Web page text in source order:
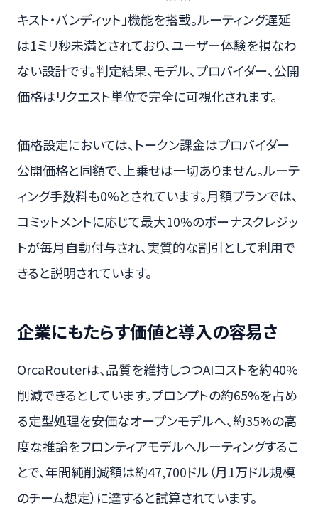
キスト・バンディット」機能を搭載。ルーティング遅延
は1ミリ秒未満とされており、ユーザー体験を損なわ
ない設計です。判定結果、モデル、プロバイダー、公開
価格はリクエスト単位で完全に可視化されます。
価格設定においては、トークン課金はプロバイダー
公開価格と同額で、上乗せは一切ありません。ルーテ
ィング手数料も0%とされています。月額プランでは、
コミットメントに応じて最大10%のボーナスクレジッ
トが毎月自動付与され、実質的な割引として利用で
きると説明されています。
企業にもたらす価値と導入の容易さ
OrcaRouterは、品質を維持しつつAIコストを約40%
削減できるとしています。プロンプトの約65%を占め
る定型処理を安価なオープンモデルへ、約35%の高
度な推論をフロンティアモデルへルーティングするこ
とで、年間純削減額は約47,700ドル（月1万ドル規模
のチーム想定）に達すると試算されています。